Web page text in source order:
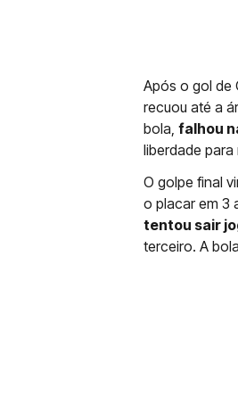
Após o gol de
recuou até a
bola, falhou
liberdade
O golpe final
o placar em 3
tentou sair
terceiro. A